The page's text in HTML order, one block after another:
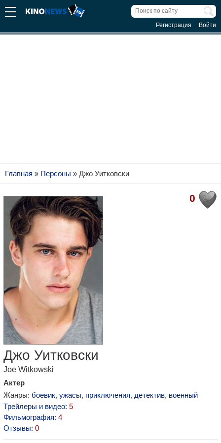
Регистрация Войти
Главная » Персоны » Джо Уитковски
0
Джо Уитковски
Joe Witkowski
Актер
Жанры: боевик, ужасы, приключения, детектив, военный
Трейлеры и видео: 5
Фильмография: 4
Отзывы: 0